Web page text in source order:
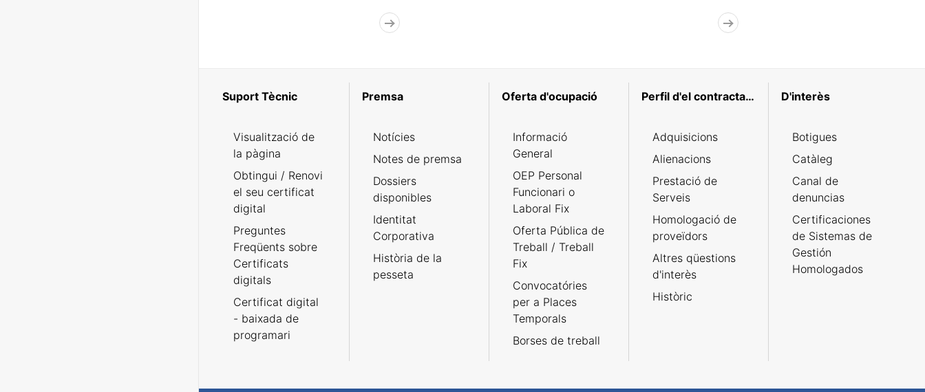
Suport Tècnic
Visualització de
la pàgina
Obtingui / Renovi
el seu certificat
digital
Preguntes
Freqüents sobre
Certificats
digitals
Certificat digital
- baixada de
programari
Premsa
Notícies
Notes de premsa
Dossiers
disponibles
Identitat
Corporativa
Història de la
pesseta
Oferta d'ocupació
Informació
General
OEP Personal
Funcionari o
Laboral Fix
Oferta Pública de
Treball / Treball
Fix
Convocatóries
per a Places
Temporals
Borses de treball
Perfil d'el contractant
Adquisicions
Alienacions
Prestació de
Serveis
Homologació de
proveïdors
Altres qüestions
d'interès
Històric
D'interès
Botigues
Catàleg
Canal de
denuncias
Certificaciones
de Sistemas de
Gestión
Homologados